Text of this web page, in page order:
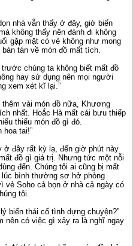
nhà vẫn thấy ở đây, giờ biến
không thấy nên đành đi không
gặp mặt có vẻ không như mong
tán về món đồ mất tích.
chúng ta không biết mất đồ
hay sử dụng nên mọi người
xem xét kĩ lại.”
thêm vài món đồ nữa, Khương
nhất. Hoắc Hà mất cái bưu thiếp
thiếu món đồ gì đó.
hoa tai!”
ở đây rất kỳ lạ, đến giờ phút này
đồ gì giá trị. Nhưng tức một nỗi
đến. Chúng tôi ai cũng bị mất
bình thường sơ hở phòng
vẻ Soho cả bọn ở nhà cả ngày có
tôi.
biến thái cố tình dựng chuyện?”
nên có việc gì xảy ra là nghĩ ngay